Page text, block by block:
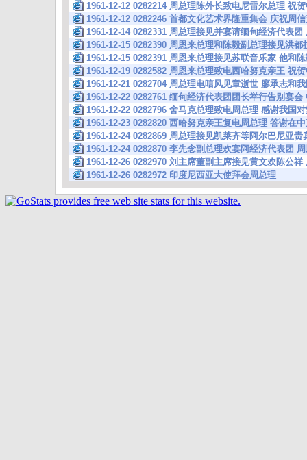
1961-12-12 0282214 周总理陈外长致电尼雷尔总理 祝
1961-12-12 0282246 首都文化艺术界隆重集会 庆祝周
1961-12-14 0282331 周总理接见并宴请缅甸经济代表
1961-12-15 0282390 周恩来总理和陈毅副总理接见洪都
1961-12-15 0282391 周恩来总理接见苏联音乐家 他和
1961-12-19 0282582 周恩来总理致电西哈努克亲王 祝
1961-12-21 0282704 周总理电唁风见章逝世 廖承志和
1961-12-22 0282761 缅甸经济代表团团长举行告别宴
1961-12-22 0282796 舍马克总理致电周总理 感谢我国
1961-12-23 0282820 西哈努克亲王复电周总理 答谢在
1961-12-24 0282869 周总理接见凯莱齐等阿尔巴尼亚贵
1961-12-24 0282870 李先念副总理欢宴阿经济代表团
1961-12-26 0282970 刘主席董副主席接见黄文欢陈公
1961-12-26 0282972 印度尼西亚大使拜会周总理